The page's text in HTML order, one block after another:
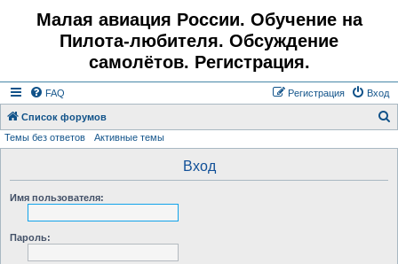
Малая авиация России. Обучение на
Пилота-любителя. Обсуждение
самолётов. Регистрация.
FAQ Вход
Регистрация
Список форумов
Темы без ответов Активные темы
Вход
Имя пользователя:
Пароль: